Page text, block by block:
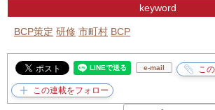
keyword
BCP策定 研修 市町村 BCP
e-mail